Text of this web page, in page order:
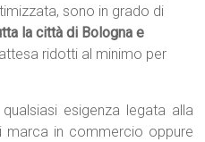
sono in grado di
la città di Bologna e
ridotti al minimo per
esigenza legata alla
marca in commercio oppure